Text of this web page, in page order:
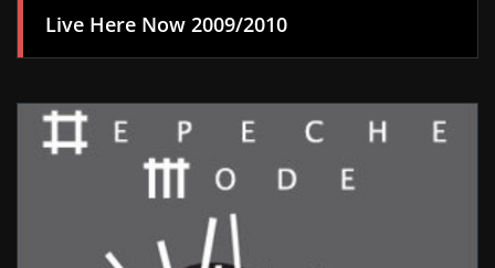
Live Here Now 2009/2010